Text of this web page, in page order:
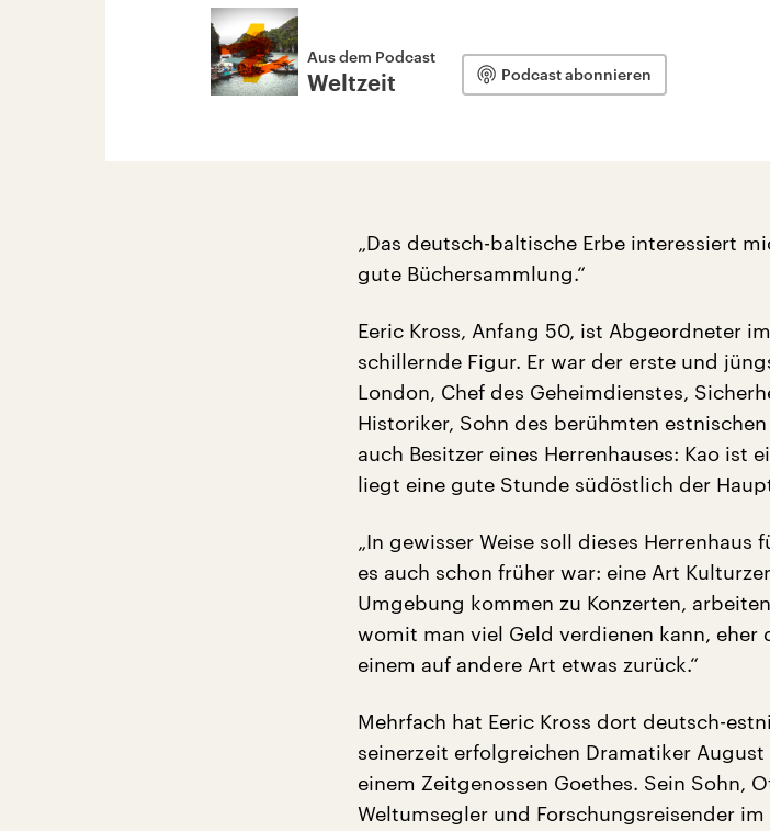
Aus dem Podcast
Weltzeit Podcast abonnieren
„Das deutsch-baltische Erbe interessiert
gute Büchersammlung.“
Eeric Kross, Anfang 50, ist Abgeordneter
schillernde Figur. Er war der erste und
London, Chef des Geheimdienstes,
Historiker, Sohn des berühmten
auch Besitzer eines Herrenhauses: Kao ist
liegt eine gute Stunde südöstlich der
„In gewisser Weise soll dieses Herrenhaus
es auch schon früher war: eine Art
Umgebung kommen zu Konzerten,
womit man viel Geld verdienen kann, eher
einem auf andere Art etwas zurück.“
Mehrfach hat Eeric Kross dort deutsch-
seinerzeit erfolgreichen Dramatiker
einem Zeitgenossen Goethes. Sein Sohn,
Weltumsegler und Forschungsreisender